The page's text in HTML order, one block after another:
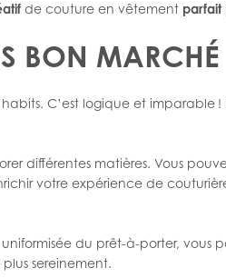
de couture en vêtement parfait
BON MARCHÉ
C’est logique et imparable
différentes matières. Vous
votre expérience de
du prêt-à-porter, vous
sereinement.